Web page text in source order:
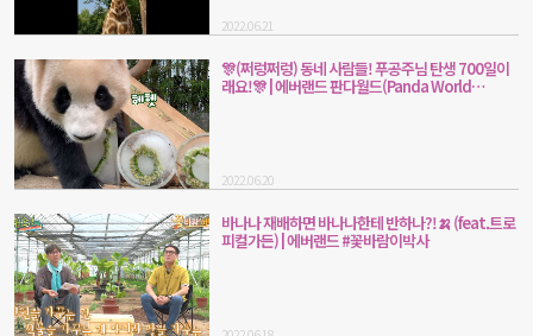
2022.06.21
🎊(쩌렁쩌렁) 동네 사람들! 푸공주님 탄생 700일이
래요!🎊 | 에버랜드 판다월드(Panda World
2022.06.20
바나나 재배하면 바나나한테 반하나?!🍌 (feat.트로
피컬가든) | 에버랜드 #꽃바람이박사